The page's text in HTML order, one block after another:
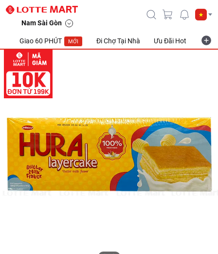
Nam Sài Gòn
Giao 60 PHÚT MỚI Đi Chợ Tại Nhà Ưu Đãi Hot